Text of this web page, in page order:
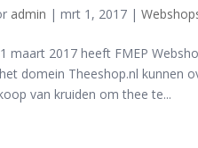
admin | mrt 1, 2017|
maart 2017 heeft FMEP
domein Theeshop.nl kunnen
van kruiden om thee te...